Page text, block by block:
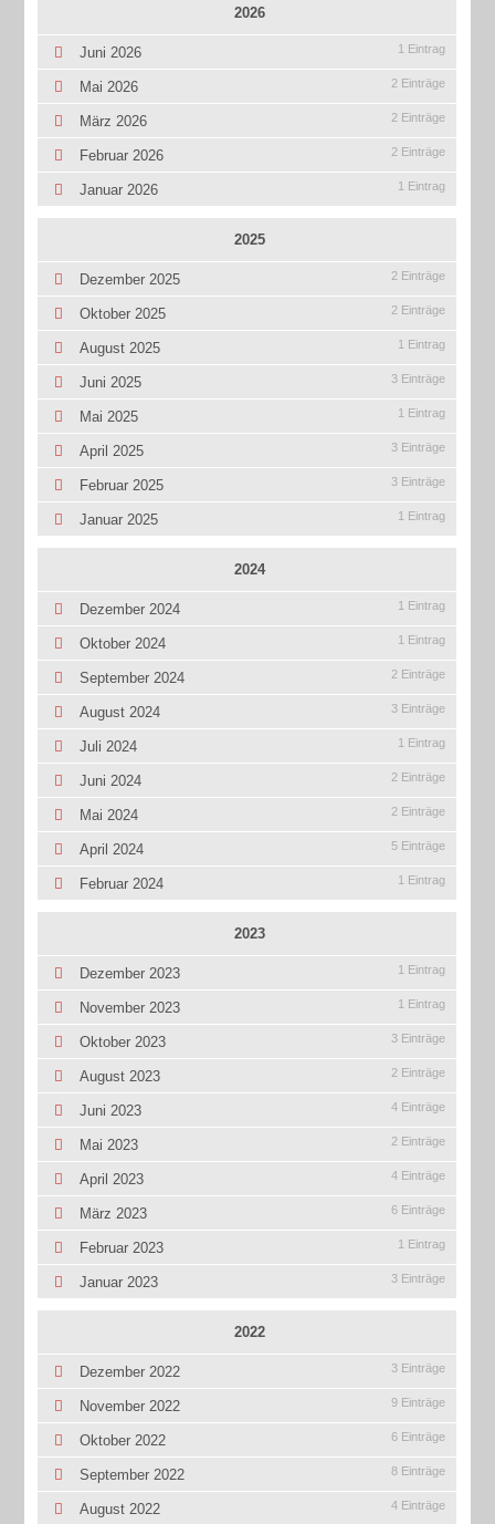
2026
Juni 2026 1 Eintrag
Mai 2026 2 Einträge
März 2026 2 Einträge
Februar 2026 2 Einträge
Januar 2026 1 Eintrag
2025
Dezember 2025 2 Einträge
Oktober 2025 2 Einträge
August 2025 1 Eintrag
Juni 2025 3 Einträge
Mai 2025 1 Eintrag
April 2025 3 Einträge
Februar 2025 3 Einträge
Januar 2025 1 Eintrag
2024
Dezember 2024 1 Eintrag
Oktober 2024 1 Eintrag
September 2024 2 Einträge
August 2024 3 Einträge
Juli 2024 1 Eintrag
Juni 2024 2 Einträge
Mai 2024 2 Einträge
April 2024 5 Einträge
Februar 2024 1 Eintrag
2023
Dezember 2023 1 Eintrag
November 2023 1 Eintrag
Oktober 2023 3 Einträge
August 2023 2 Einträge
Juni 2023 4 Einträge
Mai 2023 2 Einträge
April 2023 4 Einträge
März 2023 6 Einträge
Februar 2023 1 Eintrag
Januar 2023 3 Einträge
2022
Dezember 2022 3 Einträge
November 2022 9 Einträge
Oktober 2022 6 Einträge
September 2022 8 Einträge
August 2022 4 Einträge